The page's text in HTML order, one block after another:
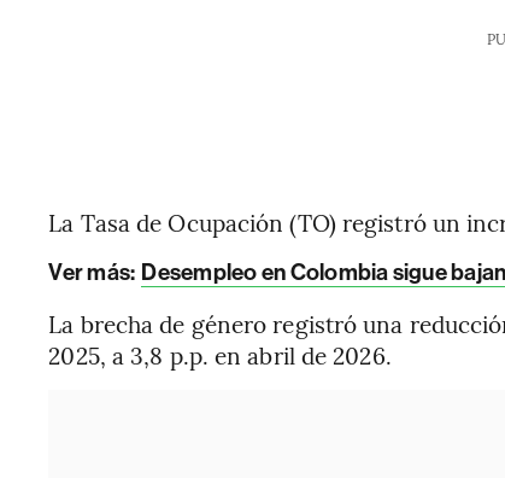
La Tasa de Ocupación (TO) registró un
Ver más: Desempleo en Colombia sigue
La brecha de género registró una
2025, a 3,8 p.p. en abril de 2026.